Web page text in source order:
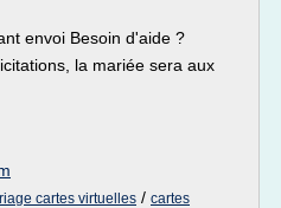
envoi Besoin d'aide ?
la mariée sera aux
cartes virtuelles / cartes